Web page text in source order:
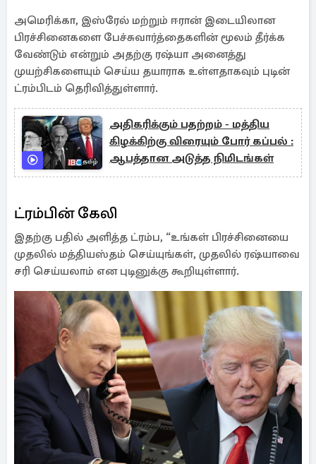
அமெரிக்கா, இஸ்ரேல் மற்றும் ஈரான் இடையிலான
பிரச்சினைகளை பேச்சுவார்த்தைகளின் மூலம் தீர்க்க
வேண்டும் என்றும் அதற்கு ரஷ்யா அனைத்து
முயற்சிகளையும் செய்ய தயாராக உள்ளதாகவும் புடின்
ட்ரம்பிடம் தெரிவித்துள்ளார்.
அதிகரிக்கும் பதற்றம் - மத்திய
கிழக்கிற்கு விரையும் போர் கப்பல் :
ஆபத்தான அடுத்த நிமிடங்கள்
ட்ரம்பின் கேலி
இதற்கு பதில் அளித்த ட்ரம்ப, “உங்கள் பிரச்சினையை
முதலில் மத்தியஸ்தம் செய்யுங்கள், முதலில் ரஷ்யாவை
சரி செய்யலாம் என புடினுக்கு கூறியுள்ளார்.